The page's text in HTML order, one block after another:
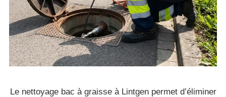
Le nettoyage bac à graisse à Lintgen permet d’éliminer